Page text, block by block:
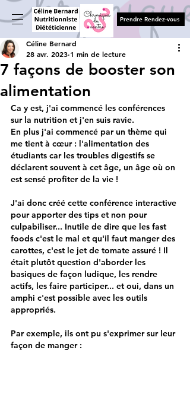
Prendre Rendez-vous
7 façons de booster son
alimentation
Céline Bernard
28 avr. 2023 1 min de lecture
Ca y est, j'ai commencé les conférences
sur la nutrition et j'en suis ravie.
En plus j'ai commencé par un thème qui
me tient à cœur : l'alimentation des
étudiants car les troubles digestifs se
déclarent souvent à cet âge, un âge où on
est sensé profiter de la vie !
J'ai donc créé cette conférence interactive
pour apporter des tips et non pour
culpabiliser... Inutile de dire que les fast
foods c'est le mal et qu'il faut manger des
carottes, c'est le jet de tomate assuré ! Il
était plutôt question d'aborder les
basiques de façon ludique, les rendre
actifs, les faire participer... et oui, dans un
amphi c'est possible avec les outils
appropriés.
Par exemple, ils ont pu s'exprimer sur leur
façon de manger :